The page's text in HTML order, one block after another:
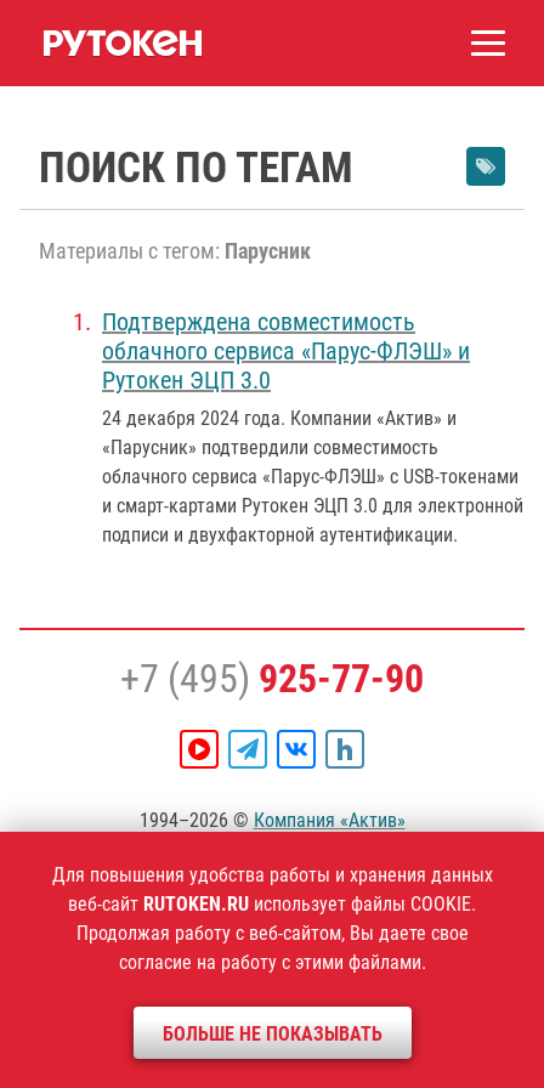
ПОИСК ПО ТЕГАМ
Материалы с тегом: Парусник
Подтверждена совместимость
облачного сервиса «Парус-ФЛЭШ» и
Рутокен ЭЦП 3.0
24 декабря 2024 года. Компании «Актив» и
«Парусник» подтвердили совместимость
облачного сервиса «Парус-ФЛЭШ» c USB-токенами
и смарт-картами Рутокен ЭЦП 3.0 для электронной
подписи и двухфакторной аутентификации.
+7 (495) 925-77-90
1994–2026 © Компания «Актив»
Для повышения удобства работы и хранения данных
веб-сайт RUTOKEN.RU использует файлы COOKIE.
Продолжая работу с веб-сайтом, Вы даете свое
согласие на работу с этими файлами.
БОЛЬШЕ НЕ ПОКАЗЫВАТЬ